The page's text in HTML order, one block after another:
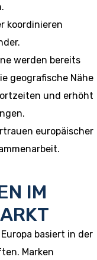
koordinieren
werden bereits
geografische Nähe
und erhöht
europäischer
IM
basiert in der
Marken